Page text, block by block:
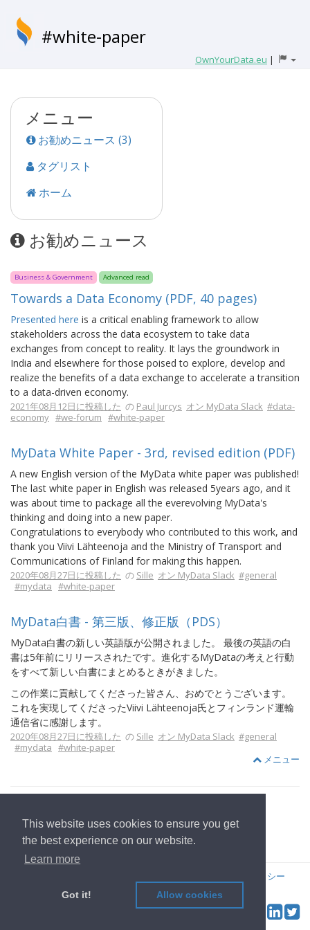
This website uses cookies to ensure you get
the best experience on our website.
Learn more
Got it! Allow cookies
#white-paper
OwnYourData.eu |
メニュー
お勧めニュース (3)
タグリスト
ホーム
お勧めニュース
Business & Government Advanced read
Towards a Data Economy (PDF, 40 pages)
Presented here is a critical enabling framework to allow
stakeholders across the data ecosystem to take data
exchanges from concept to reality. It lays the groundwork in
India and elsewhere for those poised to explore, develop and
realize the benefits of a data exchange to accelerate a transition
to a data-driven economy.
2021年08月12日に投稿した の Paul Jurcys オン MyData Slack #data-
economy #we-forum #white-paper
MyData White Paper - 3rd, revised edition (PDF)
A new English version of the MyData white paper was published!
The last white paper in English was released 5years ago, and it
was about time to package all the everevolving MyData's
thinking and doing into a new paper.
Congratulations to everybody who contributed to this work, and
thank you Viivi Lähteenoja and the Ministry of Transport and
Communications of Finland for making this happen.
2020年08月27日に投稿した の Sille オン MyData Slack #general
#mydata #white-paper
MyData白書 - 第三版、修正版（PDS）
MyData白書の新しい英語版が公開されました。 最後の英語の白
書は5年前にリリースされたです。進化するMyDataの考えと行動
をすべて新しい白書にまとめるときがきました。
この作業に貢献してくださった皆さん、おめでとうございます。
これを実現してくださったViivi Lähteenoja氏とフィンランド運輸
通信省に感謝します。
2020年08月27日に投稿した の Sille オン MyData Slack #general
#mydata #white-paper
メニュー
ホームページへ
プライバシーポリシー
コントリビュータ